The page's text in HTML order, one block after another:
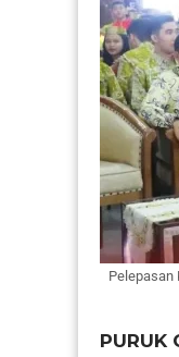
Pelepasan